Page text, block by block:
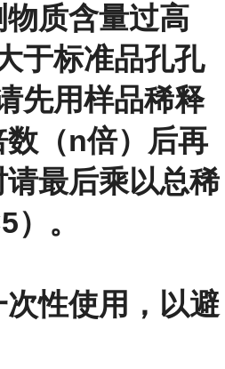
质含量过高
于标准品孔孔
先用样品稀释
（n倍）后再
最后乘以总稀
。
性使用，以避